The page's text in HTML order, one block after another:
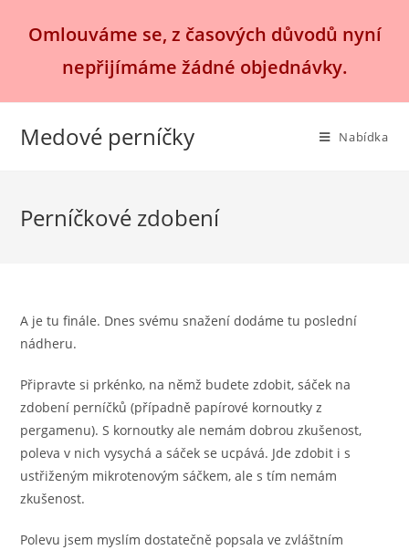
Omlouváme se, z časových důvodů nyní
nepřijímáme žádné objednávky.
Medové perníčky Nabídka
Perníčkové zdobení
A je tu finále. Dnes svému snažení dodáme tu poslední
nádheru.
Připravte si prkénko, na němž budete zdobit, sáček na
zdobení perníčků (případně papírové kornoutky z
pergamenu). S kornoutky ale nemám dobrou zkušenost,
poleva v nich vysychá a sáček se ucpává. Jde zdobit i s
ustřiženým mikrotenovým sáčkem, ale s tím nemám
zkušenost.
Polevu jsem myslím dostatečně popsala ve zvláštním